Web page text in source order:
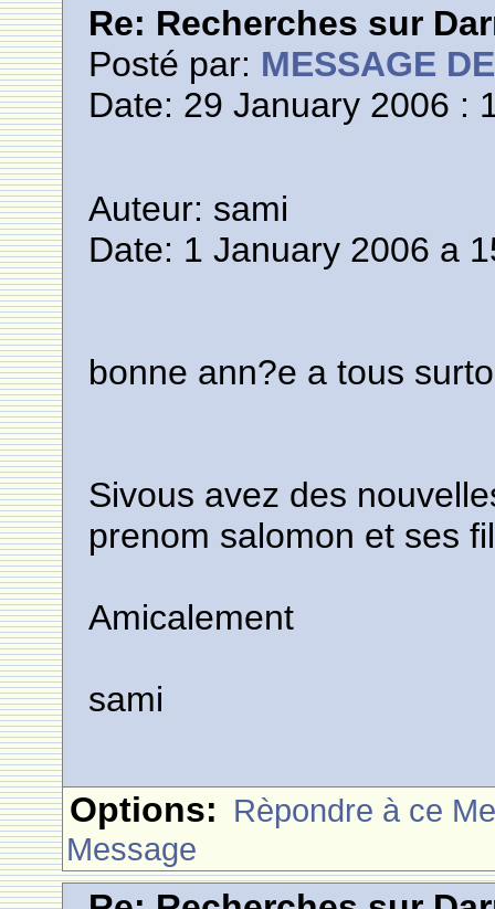
Re: Recherches sur
Posté par: MESSAGE
Date: 29 January 2006 :
Auteur: sami
Date: 1 January 2006 a
bonne ann?e a tous
Sivous avez des
prenom salomon et ses
Amicalement
sami
Options: Rèpondre à ce
Message